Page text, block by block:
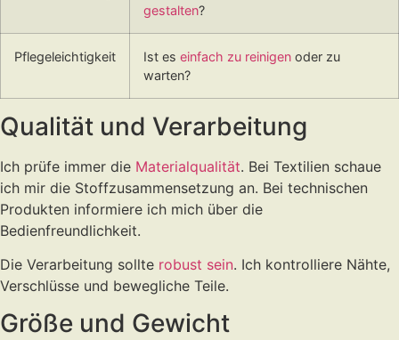
gestalten?
Pflegeleichtigkeit Ist es einfach zu reinigen oder zu
warten?
Qualität und Verarbeitung
Ich prüfe immer die Materialqualität. Bei Textilien schaue
ich mir die Stoffzusammensetzung an. Bei technischen
Produkten informiere ich mich über die
Bedienfreundlichkeit.
Die Verarbeitung sollte robust sein. Ich kontrolliere Nähte,
Verschlüsse und bewegliche Teile.
Größe und Gewicht